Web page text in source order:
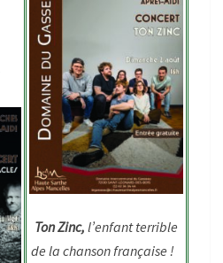
Ton Zinc, l’enfant terrible
de la chanson française !